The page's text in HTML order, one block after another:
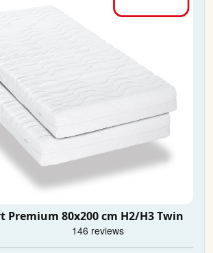
Premium 80x200 cm H2/H3 Twin